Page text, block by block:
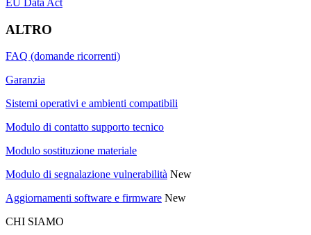
ALTRO
FAQ (domande ricorrenti)
Garanzia
Sistemi operativi e ambienti compatibili
Modulo di contatto supporto tecnico
Modulo sostituzione materiale
Modulo di segnalazione vulnerabilità New
Aggiornamenti software e firmware New
CHI SIAMO